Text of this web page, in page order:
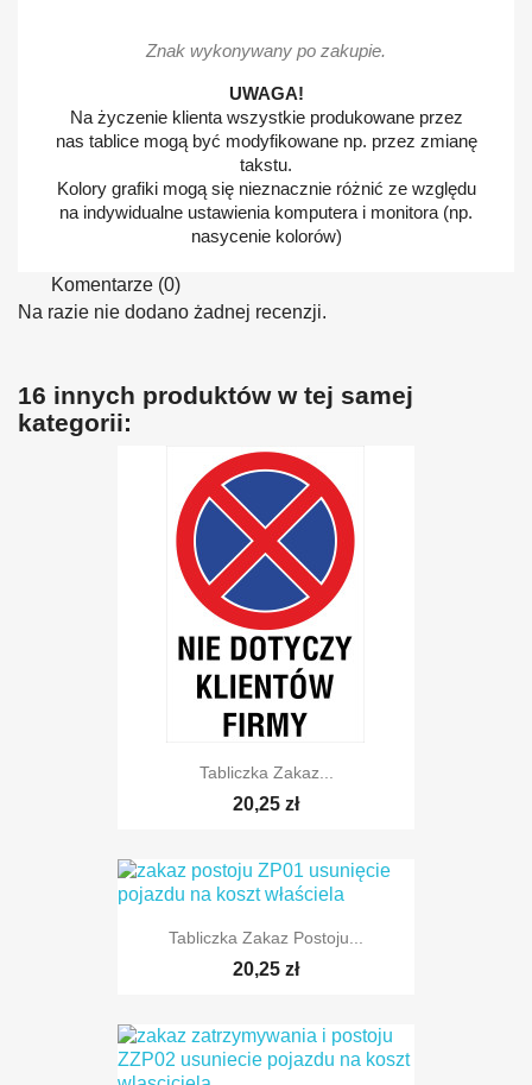
Znak wykonywany po zakupie.
UWAGA!
Na życzenie klienta wszystkie produkowane przez
nas tablice mogą być modyfikowane np. przez zmianę
takstu.
Kolory grafiki mogą się nieznacznie różnić ze względu
na indywidualne ustawienia komputera i monitora (np.
nasycenie kolorów)
Komentarze (0)
Na razie nie dodano żadnej recenzji.
16 innych produktów w tej samej
kategorii:
Tabliczka Zakaz...
20,25 zł
Tabliczka Zakaz Postoju...
20,25 zł